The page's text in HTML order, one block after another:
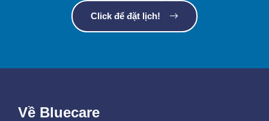
Click để đặt lịch!
Về Bluecare